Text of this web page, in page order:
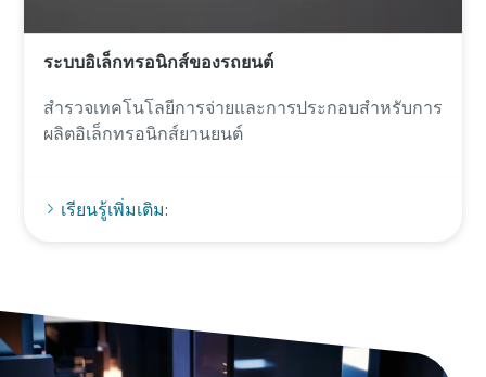
ระบบอิเล็กทรอนิกส์ของรถยนต์
สํารวจเทคโนโลยีการจ่ายและการประกอบสําหรับการ
ผลิตอิเล็กทรอนิกส์ยานยนต์
เรียนรู้เพิ่มเติม: